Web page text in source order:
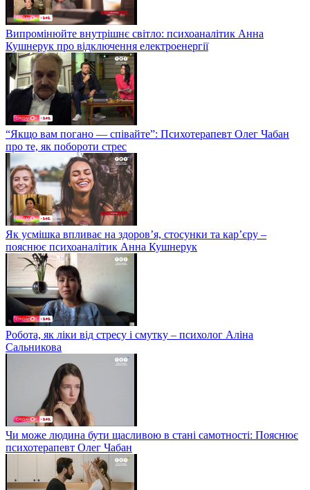
Випромінюйте внутрішнє світло: психоаналітик Анна
Кушнерук про відключення електроенергії
“Якщо вам погано — співайте”: Психотерапевт Олег Чабан
про те, як побороти стрес
Як усмішка впливає на здоров’я, стосунки та кар’єру –
пояснює психоаналітик Анна Кушнерук
Робота, як ліки від стресу і смутку – психолог Аліна
Сальникова
Чи може людина бути щасливою в стані самотності: Пояснює
психотерапевт Олег Чабан